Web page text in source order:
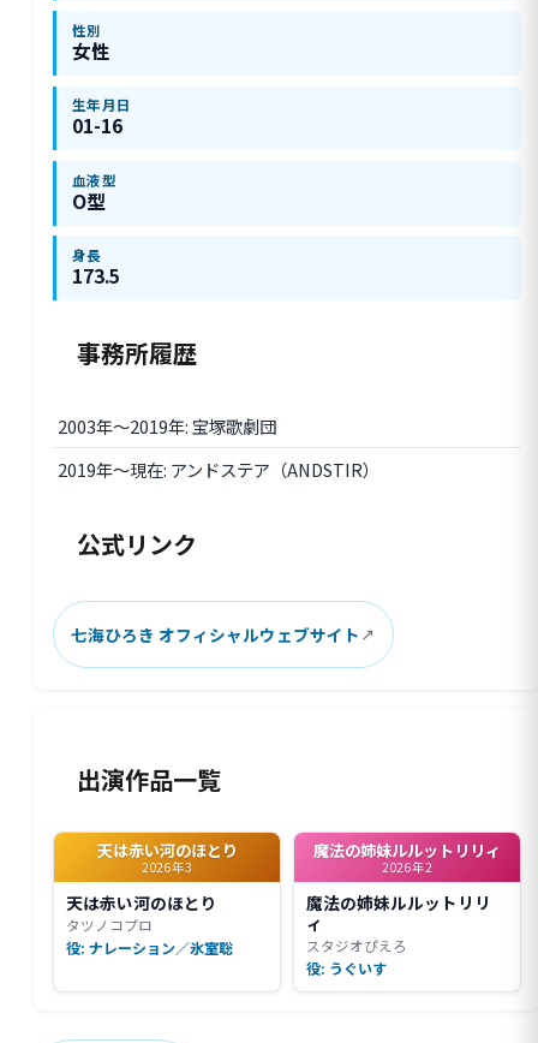
性別
女性
生年月日
01-16
血液型
O型
身長
173.5
事務所履歴
2003年〜2019年: 宝塚歌劇団
2019年〜現在: アンドステア（ANDSTIR）
公式リンク
七海ひろき オフィシャルウェブサイト
出演作品一覧
天は赤い河のほとり
2026年3
天は赤い河のほとり
タツノコプロ
役: ナレーション／氷室聡
魔法の姉妹ルルットリリィ
2026年2
魔法の姉妹ルルットリリ
ィ
スタジオぴえろ
役: うぐいす